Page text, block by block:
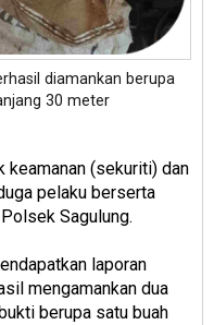
diamankan berupa
30 meter
keamanan (sekuriti) dan
pelaku berserta
Sagulung.
laporan
mengamankan dua
berupa satu buah